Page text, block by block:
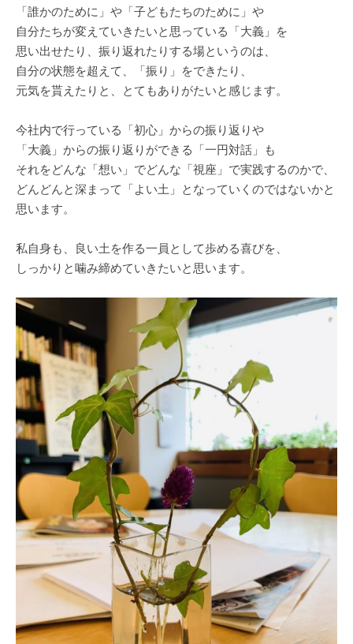
「誰かのために」や「子どもたちのために」や
自分たちが変えていきたいと思っている「大義」を
思い出せたり、振り返れたりする場というのは、
自分の状態を超えて、「振り」をできたり、
元気を貰えたりと、とてもありがたいと感じます。
今社内で行っている「初心」からの振り返りや
「大義」からの振り返りができる「一円対話」も
それをどんな「想い」でどんな「視座」で実践するのかで、
どんどんと深まって「よい土」となっていくのではないかと
思います。
私自身も、良い土を作る一員として歩める喜びを、
しっかりと噛み締めていきたいと思います。